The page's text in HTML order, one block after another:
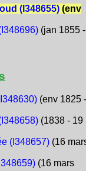
(I348655)(env
(jan 1855 -
(env 1825 -
(1838 - 19
(I348657)(16
(16 mars